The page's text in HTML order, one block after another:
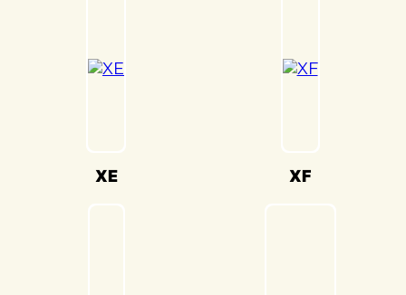
ИксДжи) на дороге.
Наши опытные специалисты по окраске
XE XF